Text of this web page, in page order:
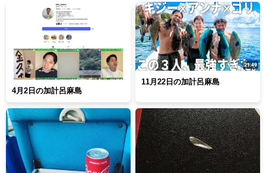
4月2日の加計呂麻島
11月22日の加計呂麻島